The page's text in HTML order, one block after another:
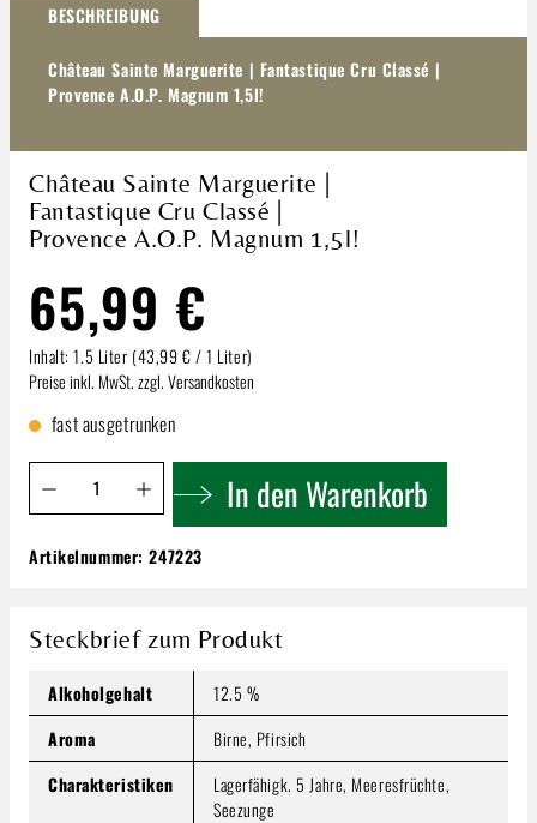
BESCHREIBUNG
Château Sainte Marguerite | Fantastique Cru Classé |
Provence A.O.P. Magnum 1,5l!
Château Sainte Marguerite |
Fantastique Cru Classé |
Provence A.O.P. Magnum 1,5l!
65,99 €
Inhalt:1.5 Liter (43,99 € / 1 Liter)
Preise inkl. MwSt. zzgl. Versandkosten
fast ausgetrunken
Produkt Anzahl: Gib den gewünschten Wert ein oder
In den Warenkorb
Château Sainte Marguerite | Fantastique Cru
65,99 €
Preise inkl. MwSt. zzgl. Versandkosten
Produkt Anzahl: Gib den gewünschten Wert ein oder
In den Warenkorb
Artikelnummer:247223
Steckbrief zum Produkt
Alkoholgehalt
12.5 %
Aroma
Birne, Pfirsich
Charakteristiken
Lagerfähigk. 5 Jahre, Meeresfrüchte,
Seezunge